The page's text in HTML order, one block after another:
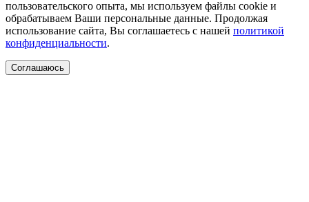
пользовательского опыта, мы используем файлы cookie и
обрабатываем Ваши персональные данные. Продолжая
использование сайта, Вы соглашаетесь с нашей политикой
конфиденциальности.
Соглашаюсь